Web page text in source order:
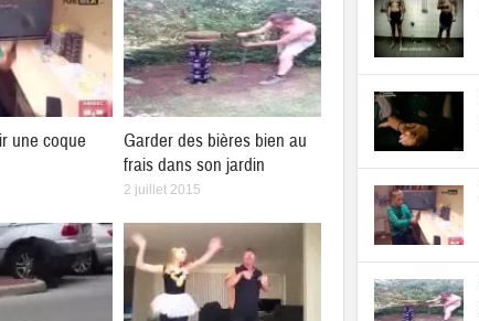
une coque
Garder des bières bien au
frais dans son jardin
2 juillet 2015